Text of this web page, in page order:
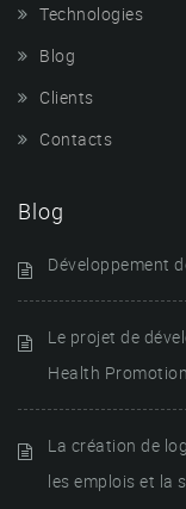
Technologies
Blog
Clients
Contacts
Blog
Développement
Le projet de
Health Promotion
La création de
les emplois et la